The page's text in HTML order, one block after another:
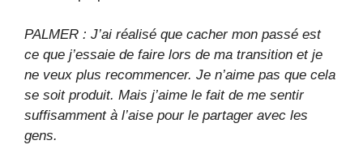
PALMER : J’ai réalisé que cacher mon passé est
ce que j’essaie de faire lors de ma transition et je
ne veux plus recommencer. Je n’aime pas que cela
se soit produit. Mais j’aime le fait de me sentir
suffisamment à l’aise pour le partager avec les
gens.